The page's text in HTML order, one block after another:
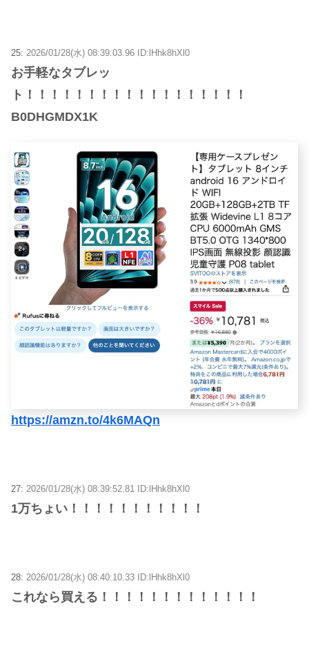
25: 2026/01/28(水) 08:39:03.96 ID:lHhk8hXl0
お手軽なタブレッ
ト！！！！！！！！！！！！！！！！！！
B0DHGMDX1K
https://amzn.to/4k6MAQn
27: 2026/01/28(水) 08:39:52.81 ID:lHhk8hXl0
1万ちょい！！！！！！！！！！！
28: 2026/01/28(水) 08:40:10.33 ID:lHhk8hXl0
これなら買える！！！！！！！！！！！！！